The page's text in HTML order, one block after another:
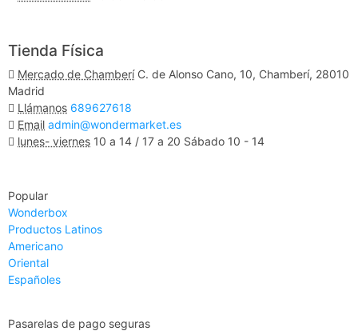
Tienda Física
Mercado de Chamberí C. de Alonso Cano, 10, Chamberí, 28010
Madrid
Llámanos 689627618
Email admin@wondermarket.es
lunes- viernes 10 a 14 / 17 a 20 Sábado 10 - 14
Popular
Wonderbox
Productos Latinos
Americano
Oriental
Españoles
Pasarelas de pago seguras